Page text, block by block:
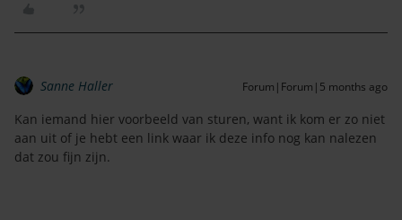
Sanne Haller Forum|Forum|5 months ago
Kan iemand hier voorbeeld van sturen, want ik kom er zo niet
aan uit of je hebt een link waar ik deze info nog kan nalezen
dat zou fijn zijn.